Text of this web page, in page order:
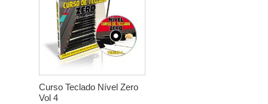
Curso Teclado Nível Zero
Vol 4